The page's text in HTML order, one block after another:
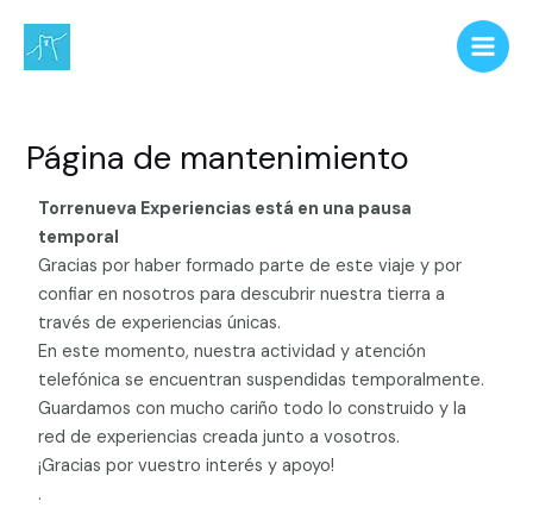
contenido
Main
Página de mantenimiento
Torrenueva Experiencias está en una pausa
temporal
Gracias por haber formado parte de este viaje y por
confiar en nosotros para descubrir nuestra tierra a
través de experiencias únicas.
En este momento, nuestra actividad y atención
telefónica se encuentran suspendidas temporalmente.
Guardamos con mucho cariño todo lo construido y la
red de experiencias creada junto a vosotros.
¡Gracias por vuestro interés y apoyo!
.